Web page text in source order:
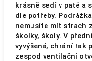
krásně sedí v patě a
dle potřeby.
nemusíte mít strach
školky, školy. V
vyvýšená, chrání tak
zespod ventilační